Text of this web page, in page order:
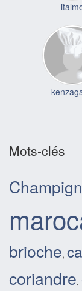
Mots-clés
brioche,
coriandre,